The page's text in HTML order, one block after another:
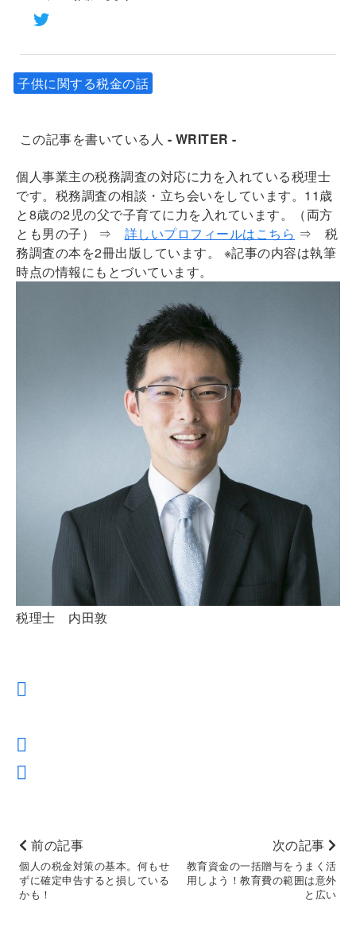
子供に関する税金の話
この記事を書いている人 - WRITER -
個人事業主の税務調査の対応に力を入れている税理士
です。税務調査の相談・立ち会いをしています。11歳
と8歳の2児の父で子育てに力を入れています。（両方
とも男の子）
⇒ 詳しいプロフィールはこちら ⇒ 税
務調査の本を2冊出版しています。 ※記事の内容は執筆
時点の情報にもとづいています。
税理士 内田敦
前の記事
個人の税金対策の基本。何もせ
ずに確定申告すると損している
かも！
次の記事
教育資金の一括贈与をうまく活
用しよう！教育費の範囲は意外
と広い